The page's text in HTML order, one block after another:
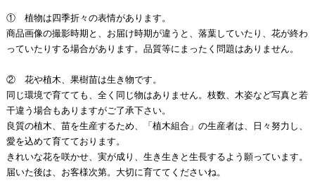
① 植物は四季折々の表情があります。
商品画像の撮影時期と、お届け時期が違うと、落葉していたり、花が終わ
っていたりする場合があります。品質等にまったく問題はありません。
② 花や植木、果樹苗は生き物です。
同じ環境で育てても、全く同じ物はありません。枝数、木姿など写真と若
干違う場合もありますがご了承下さい。
良質の植木、苗を生産するため、「植木組合」の生産者は、日々努力し、
愛を込めて育てております。
きれいな花を咲かせ、実が成り、生き生きと生長するよう願っています。
届いた後は、お客様次第。大切に育ててくださいね。